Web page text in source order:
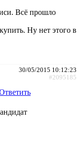
Всё прошло
Ну нет этого в
30/05/2015 10:12:23
#2095185